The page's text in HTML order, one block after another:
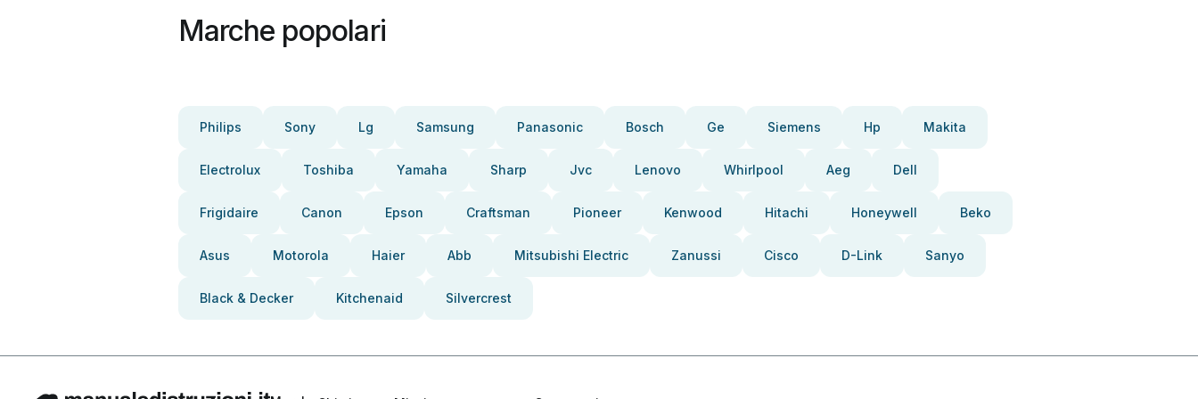
Marche popolari
Philips Sony Lg Samsung Panasonic Bosch Ge Siemens Hp Makita
Electrolux Toshiba Yamaha Sharp Jvc Lenovo Whirlpool Aeg Dell
Frigidaire Canon Epson Craftsman Pioneer Kenwood Hitachi Honeywell Beko
Asus Motorola Haier Abb Mitsubishi Electric Zanussi Cisco D-Link Sanyo
Black & Decker Kitchenaid Silvercrest